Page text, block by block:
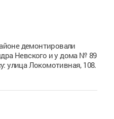
демонтировали
Невского и у дома № 89
улица Локомотивная, 108.